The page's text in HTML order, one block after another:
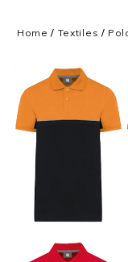
Home / Textiles /